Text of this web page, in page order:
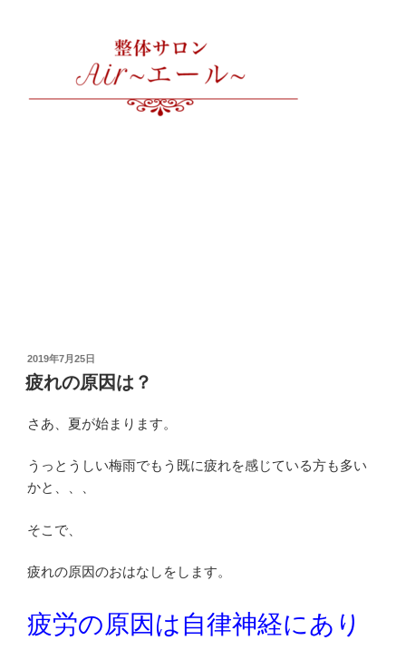
投
稿
日:
2019年7月25日
疲れの原因は？
さあ、夏が始まります。
うっとうしい梅雨でもう既に疲れを感じている方も多い
かと、、、
そこで、
疲れの原因のおはなしをします。
疲労の原因は自律神経にあり